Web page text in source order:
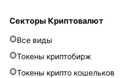
Секторы Криптовалют
Все виды
Токены криптобирж
Токены крипто кошельков